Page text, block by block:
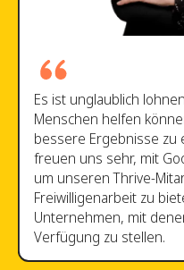
Goodera hat die
den Bedürfnissen der
gerecht zu werden. Ihr
mich auf eine Zukunft
Maßnahmen zu
Chancengleichheit und
freue mich, Goodera
unterstützen, Millionen
Freiwilligenarbeit zu